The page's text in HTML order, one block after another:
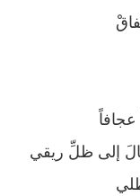
إلى ظلِّ ريقي